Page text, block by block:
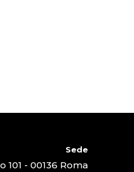
Sede
- 00136 Roma